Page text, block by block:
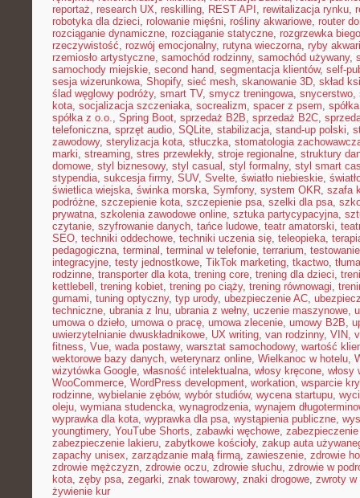
reportaż, research UX, reskilling, REST API , rewitalizacja rynku,
robotyka dla dzieci, rolowanie mięśni, rośliny akwariowe, router
rozciąganie dynamiczne, rozciąganie statyczne, rozgrzewka
rzeczywistość, rozwój emocjonalny, rutyna wieczorna, ryby
rzemiosło artystyczne, samochód rodzinny, samochód używany,
samochody miejskie, second hand, segmentacja klientów, self-
sesja wizerunkowa, Shopify, sieć mesh, skanowanie 3D, skład
ślad węglowy podróży, smart TV, smycz treningowa, snycerstwo,
kota, socjalizacja szczeniaka, socrealizm, spacer z psem,
spółka z o.o., Spring Boot, sprzedaż B2B, sprzedaż B2C,
telefoniczna, sprzęt audio, SQLite, stabilizacja, stand-up polski,
zawodowy, sterylizacja kota, stłuczka, stomatologia
marki, streaming, stres przewlekły, stroje regionalne, struktury
domowe, styl biznesowy, styl casual , styl formalny, styl smart
stypendia, sukcesja firmy, SUV, Svelte, światło niebieskie,
świetlica wiejska, świnka morska, Symfony, system OKR, szafa
podróżne, szczepienie kota, szczepienie psa, szelki dla psa,
prywatna, szkolenia zawodowe online, sztuka partycypacyjna,
czytanie, szyfrowanie danych, tańce ludowe, teatr amatorski,
SEO, techniki oddechowe, techniki uczenia się, teleopieka,
pedagogiczna, terminal , terminal w telefonie, terrarium,
integracyjne, testy jednostkowe, TikTok marketing, tkactwo,
rodzinne, transporter dla kota, trening core, trening dla dzieci,
kettlebell , trening kobiet, trening po ciąży, trening równowagi,
gumami, tuning optyczny, typ urody, ubezpieczenie AC,
techniczne, ubrania z lnu, ubrania z wełny, uczenie maszynowe,
umowa o dzieło, umowa o pracę, umowa zlecenie, umowy B2B,
uwierzytelnianie dwuskładnikowe, UX writing, van rodzinny, VIN,
fitness, Vue, wada postawy, warsztat samochodowy, wartość
wektorowe bazy danych, weterynarz online, Wielkanoc w hotelu,
wizytówka Google, własność intelektualna, włosy kręcone, włosy
WooCommerce, WordPress development, workation, wsparcie
rodzinne, wybielanie zębów, wybór studiów, wycena startupu,
oleju, wymiana studencka, wynagrodzenia, wynajem
wyprawka dla kota, wyprawka dla psa, wystąpienia publiczne,
youngtimery, YouTube Shorts, zabawki węchowe,
zabezpieczenie lakieru, zabytkowe kościoły, zakup auta
zapachy unisex, zarządzanie małą firmą, zawieszenie, zdrowie
zdrowie mężczyzn, zdrowie oczu, zdrowie słuchu, zdrowie w
kota, zęby psa, zegarki, znak towarowy, znaki drogowe, zwroty w
żywienie kur